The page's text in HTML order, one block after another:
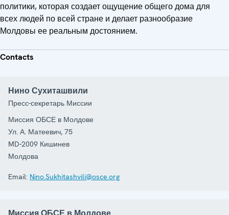
политики, которая создает ощущение общего дома для
всех людей по всей стране и делает разнообразие
Молдовы ее реальным достоянием.
Contacts
Нино Сухиташвили
Пресс-секретарь Миссии
Миссия ОБСЕ в Молдове
Ул. А. Матеевич, 75
MD-2009 Кишинев
Молдова
Email: Nino.Sukhitashvili@osce.org